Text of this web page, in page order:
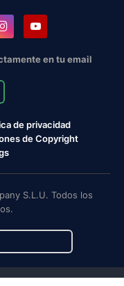
en tu email
de privacidad
de Copyright
S.L.U. Todos los